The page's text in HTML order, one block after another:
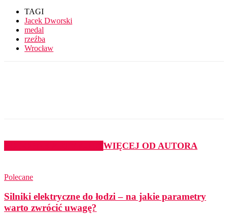
TAGI
Jacek Dworski
medal
rzeźba
Wrocław
WIĘCEJ OD AUTORA
Polecane
Silniki elektryczne do łodzi – na jakie parametry
warto zwrócić uwagę?